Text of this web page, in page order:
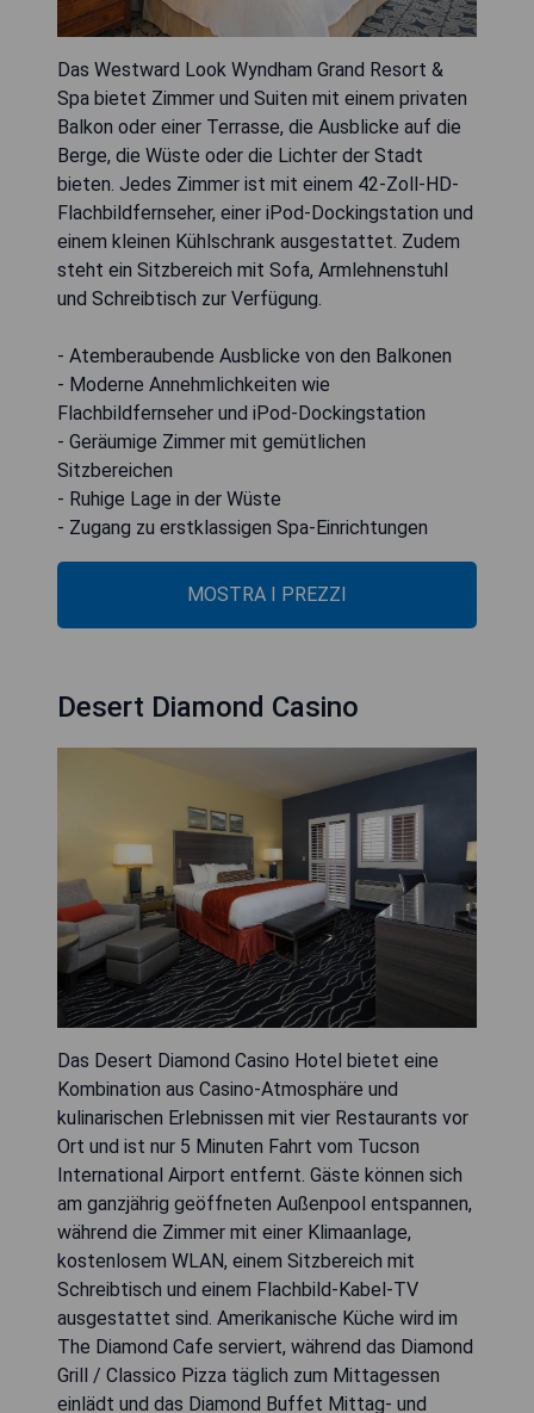
Das Westward Look Wyndham Grand Resort &
Spa bietet Zimmer und Suiten mit einem privaten
Balkon oder einer Terrasse, die Ausblicke auf die
Berge, die Wüste oder die Lichter der Stadt
bieten. Jedes Zimmer ist mit einem 42-Zoll-HD-
Flachbildfernseher, einer iPod-Dockingstation und
einem kleinen Kühlschrank ausgestattet. Zudem
steht ein Sitzbereich mit Sofa, Armlehnenstuhl
und Schreibtisch zur Verfügung.
- Atemberaubende Ausblicke von den Balkonen
- Moderne Annehmlichkeiten wie
Flachbildfernseher und iPod-Dockingstation
- Geräumige Zimmer mit gemütlichen
Sitzbereichen
- Ruhige Lage in der Wüste
- Zugang zu erstklassigen Spa-Einrichtungen
MOSTRA I PREZZI
Desert Diamond Casino
Das Desert Diamond Casino Hotel bietet eine
Kombination aus Casino-Atmosphäre und
kulinarischen Erlebnissen mit vier Restaurants vor
Ort und ist nur 5 Minuten Fahrt vom Tucson
International Airport entfernt. Gäste können sich
am ganzjährig geöffneten Außenpool entspannen,
während die Zimmer mit einer Klimaanlage,
kostenlosem WLAN, einem Sitzbereich mit
Schreibtisch und einem Flachbild-Kabel-TV
ausgestattet sind. Amerikanische Küche wird im
The Diamond Cafe serviert, während das Diamond
Grill / Classico Pizza täglich zum Mittagessen
einlädt und das Diamond Buffet Mittag- und